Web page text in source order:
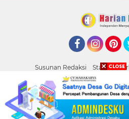
Susunan Redaksi
Standar
Pasang Iklan
Tentang Kami
Palu
Copyright ©2026